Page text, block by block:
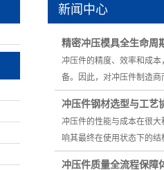
新闻中心
精密冲压模具全生命周
冲压件的精度、效率和成
备。因此，对冲压件制造
冲压件钢材选型与工艺
冲压件的性能与成本在很
响其最终在使用状态下的
冲压件质量全流程保障